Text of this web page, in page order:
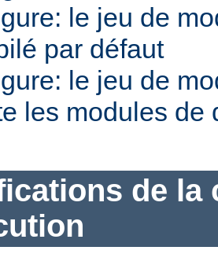
le jeu de
par défaut
le jeu de
les modules de
de la